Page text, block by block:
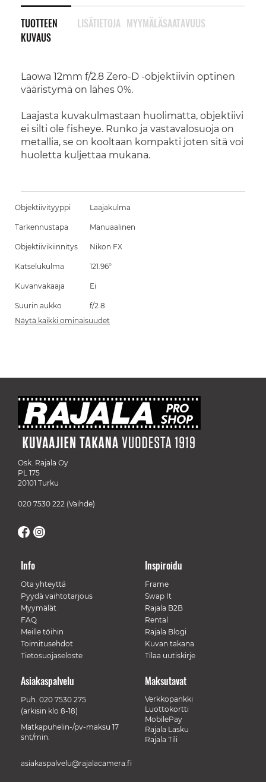
TUOTTEEN
KUVAUS
Laowa 12mm f/2.8 Zero-D -objektiivin optinen
vääristymä on lähes 0%.
Laajasta kuvakulmastaan huolimatta, objektiivi
ei silti ole fisheye. Runko ja vastavalosuoja on
metallia, se on kooltaan kompakti joten sitä voi
huoletta kuljettaa mukana.
LISÄTIETOJA MYYMÄLÄSAATAVUUS
Objektiivityyppi Laajakulma
Tarkennustapa Manuaalinen
Objektiivikiinnitys Nikon FX
Katselukulma 121.96°
Kuvanvakaaja Ei
Suurin aukko
f/2.8
Näytä kaikki ominaisuudet
Osk. Rajala Oy
PL 175
20101 Turku
020 7530 222 (Vaihde)
Info
Ota yhteyttä
Pyydä vaihtotarjous
Myymälät
FAQ
Meille töihin
Toimitusehdot
Tietosuojaseloste
Inspiroidu
Frame
Swap It
Rajala B2B
Rental
Rajala Blogi
Kuvan takana
Tilaa uutiskirje
Maksutavat
Verkkopankki
Luottokortti
MobilePay
Rajala Lasku
Rajala Tili
Asiakaspalvelu
Puh. 020 7530 275
(arkisin klo 8-18)
Matkapuhelin-/pv-maksu 17
snt/min.
asiakaspalvelu@rajalacamera.fi